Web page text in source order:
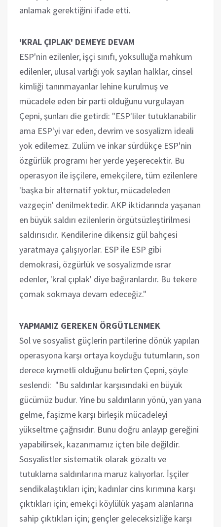
anlamak gerektiğini ifade etti.
'KRAL ÇIPLAK' DEMEYE DEVAM
ESP'nin ezilenler, işçi sınıfı, yoksulluğa mahkum
edilenler, ulusal varlığı yok sayılan halklar, cinsel
kimliği tanınmayanlar lehine kurulmuş ve
mücadele eden bir parti olduğunu vurgulayan
Çepni, şunları die getirdi: "ESP'liler tutuklanabilir
ama ESP'yi var eden, devrim ve sosyalizm ideali
yok edilemez. Zulüm ve inkar sürdükçe ESP'nin
özgürlük programı her yerde yeşerecektir. Bu
operasyon ile işçilere, emekçilere, tüm ezilenlere
'başka bir alternatif yoktur, mücadeleden
vazgeçin' denilmektedir. AKP iktidarında yaşanan
en büyük saldırı ezilenlerin örgütsüzleştirilmesi
saldırısıdır. Kendilerine dikensiz gül bahçesi
yaratmaya çalışıyorlar. ESP ile ESP gibi
demokrasi, özgürlük ve sosyalizmde ısrar
edenler, 'kral çıplak' diye bağıranlardır. Bu tekere
çomak sokmaya devam edeceğiz."
YAPMAMIZ GEREKEN ÖRGÜTLENMEK
Sol ve sosyalist güçlerin partilerine dönük yapılan
operasyona karşı ortaya koyduğu tutumların, son
derece kıymetli olduğunu belirten Çepni, şöyle
seslendi: "Bu saldırılar karşısındaki en büyük
gücümüz budur. Yine bu saldırıların yönü, yan yana
gelme, faşizme karşı birleşik mücadeleyi
yükseltme çağrısıdır. Bunu doğru anlayıp gereğini
yapabilirsek, kazanmamız içten bile değildir.
Sosyalistler sistematik olarak gözaltı ve
tutuklama saldırılarına maruz kalıyorlar. İşçiler
sendikalaştıkları için; kadınlar cins kırımına karşı
çıktıkları için; emekçi köylülük yaşam alanlarına
sahip çıktıkları için; gençler geleceksizliğe karşı